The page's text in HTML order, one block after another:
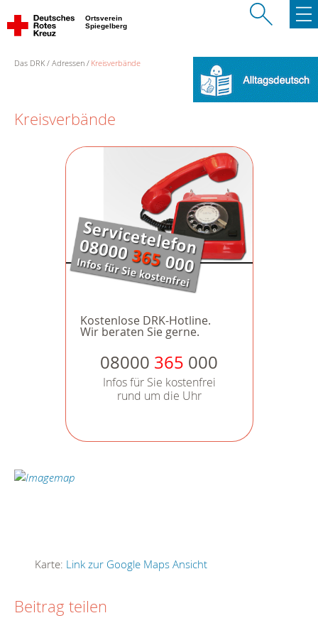
Ortsverein
Spiegelberg
Das DRK Adressen Kreisverbände
Kreisverbände
Kostenlose DRK-Hotline.
Wir beraten Sie gerne.
08000 365 000
Infos für Sie kostenfrei
rund um die Uhr
Karte: Link zur Google Maps Ansicht
Beitrag teilen